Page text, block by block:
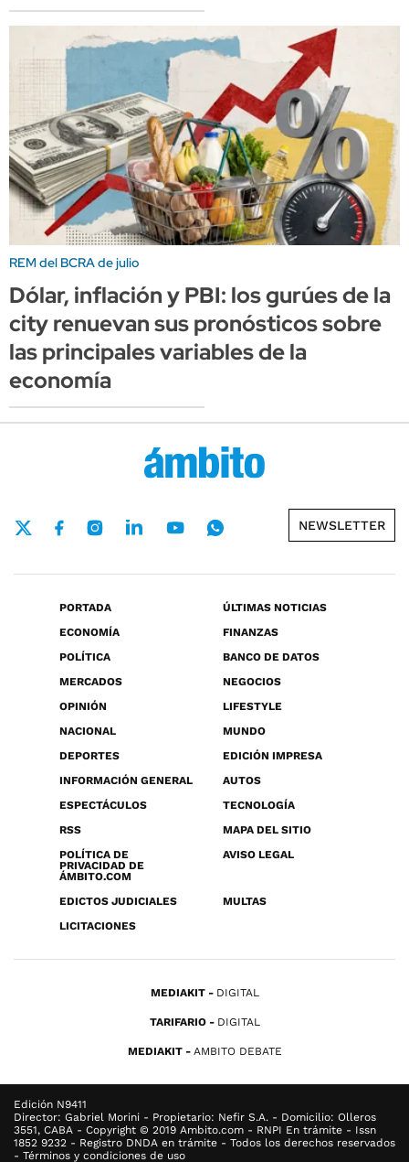
REM del BCRA de julio
Dólar, inflación y PBI: los gurúes de la
city renuevan sus pronósticos sobre
las principales variables de la
economía
NEWSLETTER
PORTADA
ÚLTIMAS NOTICIAS
ECONOMÍA
FINANZAS
POLÍTICA
BANCO DE DATOS
MERCADOS
NEGOCIOS
OPINIÓN
LIFESTYLE
NACIONAL
MUNDO
DEPORTES
EDICIÓN IMPRESA
INFORMACIÓN GENERAL
AUTOS
ESPECTÁCULOS
TECNOLOGÍA
RSS
MAPA DEL SITIO
POLÍTICA DE
PRIVACIDAD DE
ÁMBITO.COM
AVISO LEGAL
EDICTOS JUDICIALES
MULTAS
LICITACIONES
MEDIAKIT DIGITAL
TARIFARIO DIGITAL
MEDIAKIT AMBITO DEBATE
Edición N9411
Director: Gabriel Morini - Propietario: Nefir S.A. - Domicilio: Olleros
3551, CABA - Copyright © 2019 Ambito.com - RNPI En trámite - Issn
1852 9232 - Registro DNDA en trámite - Todos los derechos reservados
- Términos y condiciones de uso